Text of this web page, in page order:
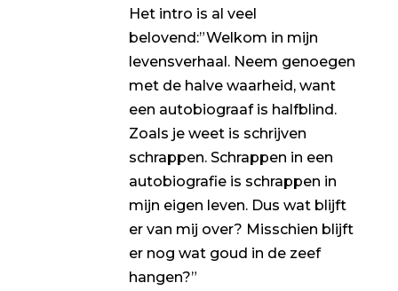
Het intro is al veel
belovend:”Welkom in mijn
levensverhaal. Neem genoegen
met de halve waarheid, want
een autobiograaf is halfblind.
Zoals je weet is schrijven
schrappen. Schrappen in een
autobiografie is schrappen in
mijn eigen leven. Dus wat blijft
er van mij over? Misschien blijft
er nog wat goud in de zeef
hangen?”